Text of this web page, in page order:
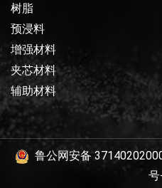
树脂
预浸料
增强材料
夹芯材料
辅助材料
鲁公网安备
号